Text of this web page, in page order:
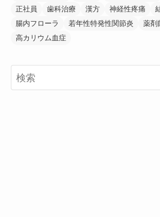
正社員
歯科治療 漢方 神経性疼痛
腸内フローラ
若年性特発性関節炎 薬
高カリウム血症